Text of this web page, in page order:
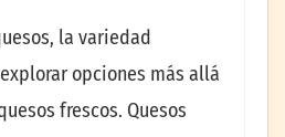
la variedad
opciones más allá
frescos. Quesos